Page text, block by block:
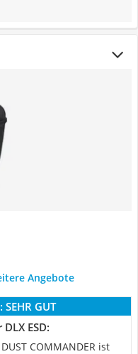
Angebote
SEHR GUT
ESD:
COMMANDER ist